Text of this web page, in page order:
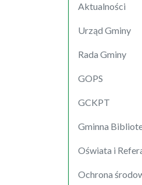
Aktualności
Urząd Gminy
Rada Gminy
GOPS
GCKPT
Gminna
Oświata i
Ochrona